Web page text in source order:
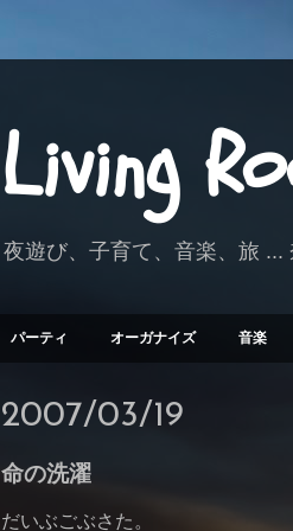
Living
夜遊び、子育て、音楽、旅 ...
パーティ オーガナイズ 音楽
2007/03/19
命の洗濯
だいぶごぶさた。